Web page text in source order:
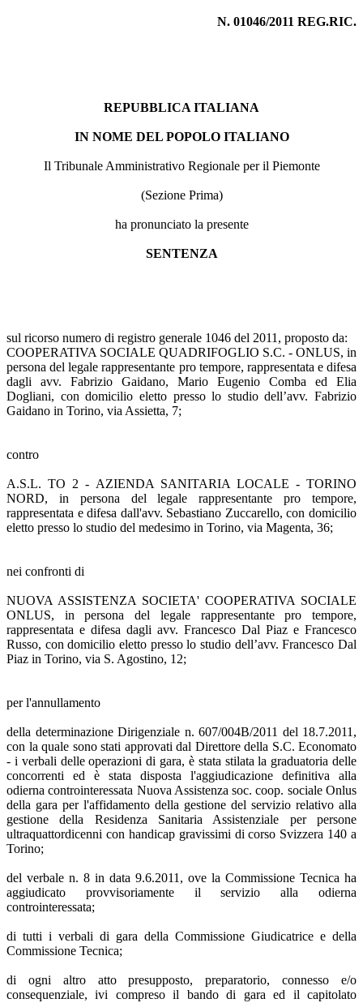
N. 01046/2011 REG.RIC.
REPUBBLICA ITALIANA
IN NOME DEL POPOLO ITALIANO
Il Tribunale Amministrativo Regionale per il Piemonte
(Sezione Prima)
ha pronunciato la presente
SENTENZA
sul ricorso numero di registro generale 1046 del 2011, proposto da:
COOPERATIVA SOCIALE QUADRIFOGLIO S.C. - ONLUS, in
persona del legale rappresentante pro tempore, rappresentata e difesa
dagli avv. Fabrizio Gaidano, Mario Eugenio Comba ed Elia
Dogliani, con domicilio eletto presso lo studio dell’avv. Fabrizio
Gaidano in Torino, via Assietta, 7;
contro
A.S.L. TO 2 - AZIENDA SANITARIA LOCALE - TORINO
NORD, in persona del legale rappresentante pro tempore,
rappresentata e difesa dall'avv. Sebastiano Zuccarello, con domicilio
eletto presso lo studio del medesimo in Torino, via Magenta, 36;
nei confronti di
NUOVA ASSISTENZA SOCIETA' COOPERATIVA SOCIALE
ONLUS, in persona del legale rappresentante pro tempore,
rappresentata e difesa dagli avv. Francesco Dal Piaz e Francesco
Russo, con domicilio eletto presso lo studio dell’avv. Francesco Dal
Piaz in Torino, via S. Agostino, 12;
per l'annullamento
della determinazione Dirigenziale n. 607/004B/2011 del 18.7.2011,
con la quale sono stati approvati dal Direttore della S.C. Economato
- i verbali delle operazioni di gara, è stata stilata la graduatoria delle
concorrenti ed è stata disposta l'aggiudicazione definitiva alla
odierna controinteressata Nuova Assistenza soc. coop. sociale Onlus
della gara per l'affidamento della gestione del servizio relativo alla
gestione della Residenza Sanitaria Assistenziale per persone
ultraquattordicenni con handicap gravissimi di corso Svizzera 140 a
Torino;
del verbale n. 8 in data 9.6.2011, ove la Commissione Tecnica ha
aggiudicato provvisoriamente il servizio alla odierna
controinteressata;
di tutti i verbali di gara della Commissione Giudicatrice e della
Commissione Tecnica;
di ogni altro atto presupposto, preparatorio, connesso e/o
consequenziale, ivi compreso il bando di gara ed il capitolato